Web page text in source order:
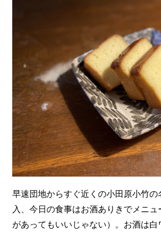
早速団地からすぐ近くの小田原小竹
入、今日の食事はお酒ありきでメニ
があってもいいじゃない）。お酒は